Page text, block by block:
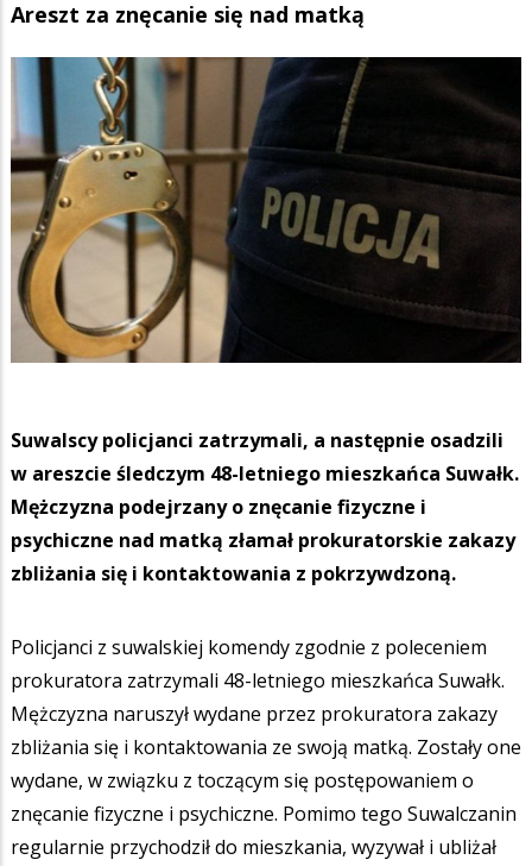
Areszt za znęcanie się nad matką
Suwalscy policjanci zatrzymali, a następnie osadzili
w areszcie śledczym 48-letniego mieszkańca Suwałk.
Mężczyzna podejrzany o znęcanie fizyczne i
psychiczne nad matką złamał prokuratorskie zakazy
zbliżania się i kontaktowania z pokrzywdzoną.
Policjanci z suwalskiej komendy zgodnie z poleceniem
prokuratora zatrzymali 48-letniego mieszkańca Suwałk.
Mężczyzna naruszył wydane przez prokuratora zakazy
zbliżania się i kontaktowania ze swoją matką. Zostały one
wydane, w związku z toczącym się postępowaniem o
znęcanie fizyczne i psychiczne. Pomimo tego Suwalczanin
regularnie przychodził do mieszkania, wyzywał i ubliżał